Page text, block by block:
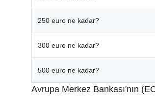
250 euro ne kadar?
300 euro ne kadar?
500 euro ne kadar?
Avrupa Merkez Bankası'nın